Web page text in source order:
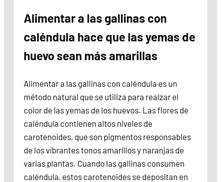
Alimentar a las gallinas con
caléndula hace que las yemas de
huevo sean más amarillas
Alimentar a las gallinas con caléndula es un
método natural que se utiliza para realzar el
color de las yemas de los huevos. Las flores de
caléndula contienen altos niveles de
carotenoides, que son pigmentos responsables
de los vibrantes tonos amarillos y naranjas de
varias plantas. Cuando las gallinas consumen
caléndula, estos carotenoides se depositan en